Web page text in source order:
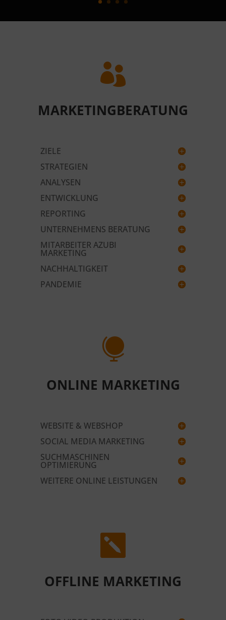

MARKETINGBERATUNG
ZIELE
STRATEGIEN
ANALYSEN
ENTWICKLUNG
REPORTING
UNTERNEHMENS BERATUNG
MITARBEITER AZUBI
MARKETING
NACHHALTIGKEIT
PANDEMIE

ONLINE MARKETING
WEBSITE & WEBSHOP
SOCIAL MEDIA MARKETING
SUCHMASCHINEN
OPTIMIERUNG
WEITERE ONLINE LEISTUNGEN

OFFLINE MARKETING